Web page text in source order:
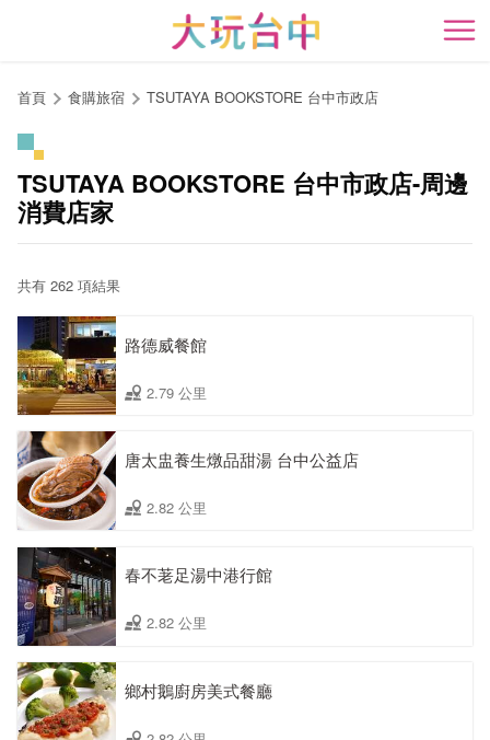
開
首頁 食購旅宿 TSUTAYA BOOKSTORE 台中市政店
TSUTAYA BOOKSTORE 台中市政店-周邊
消費店家
共有 262 項結果
路德威餐館
2.79 公里
唐太盅養生燉品甜湯 台中公益店
2.82 公里
春不荖足湯中港行館
2.82 公里
鄉村鵝廚房美式餐廳